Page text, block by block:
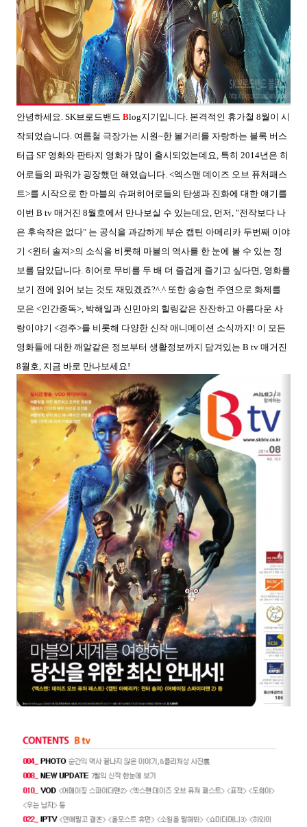
안녕하세요. SK브로드밴드 Blog지기입니다. 본격적인 휴가철 8월이 시
작되었습니다. 여름철 극장가는 시원~한 볼거리를 자랑하는 블록 버스
터급 SF 영화와 판타지 영화가 많이 출시되었는데요, 특히 2014년은 히
어로들의 파워가 굉장했던 해였습니다. <엑스맨 데이즈 오브 퓨처패스
트>를 시작으로 한 마블의 슈퍼히어로들의 탄생과 진화에 대한 얘기를
이번 B tv 매거진 8월호에서 만나보실 수 있는데요, 먼저, "전작보다 나
은 후속작은 없다" 는 공식을 과감하게 부순 캡틴 아메리카 두번째 이야
기 <윈터 솔져>의 소식을 비롯해 마블의 역사를 한 눈에 볼 수 있는 정
보를 담았답니다. 히어로 무비를 두 배 더 즐겁게 즐기고 싶다면, 영화를
보기 전에 읽어 보는 것도 재밌겠죠?^.^ 또한 송승헌 주연으로 화제를
모은 <인간중독>, 박해일과 신민아의 힐링같은 잔잔하고 아름다운 사
랑이야기 <경주>를 비롯해 다양한 신작 애니메이션 소식까지! 이 모든
영화들에 대한 깨알같은 정보부터 생활정보까지 담겨있는 B tv 매거진
8월호, 지금 바로 만나보세요!